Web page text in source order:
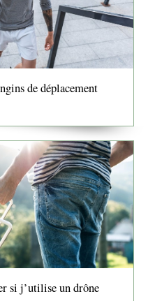
de déplacement
si j’utilise un drône